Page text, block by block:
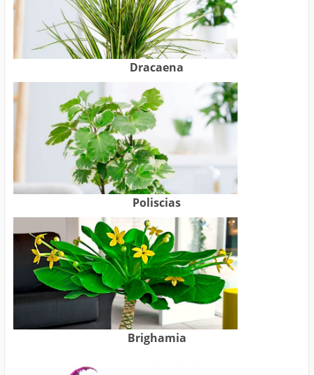
Dracaena
Poliscias
Brighamia